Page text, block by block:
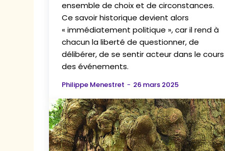
ensemble de choix et de circonstances.
Ce savoir historique devient alors
« immédiatement politique », car il rend à
chacun la liberté de questionner, de
délibérer, de se sentir acteur dans le cours
des événements.
Philippe Menestret - 26 mars 2025